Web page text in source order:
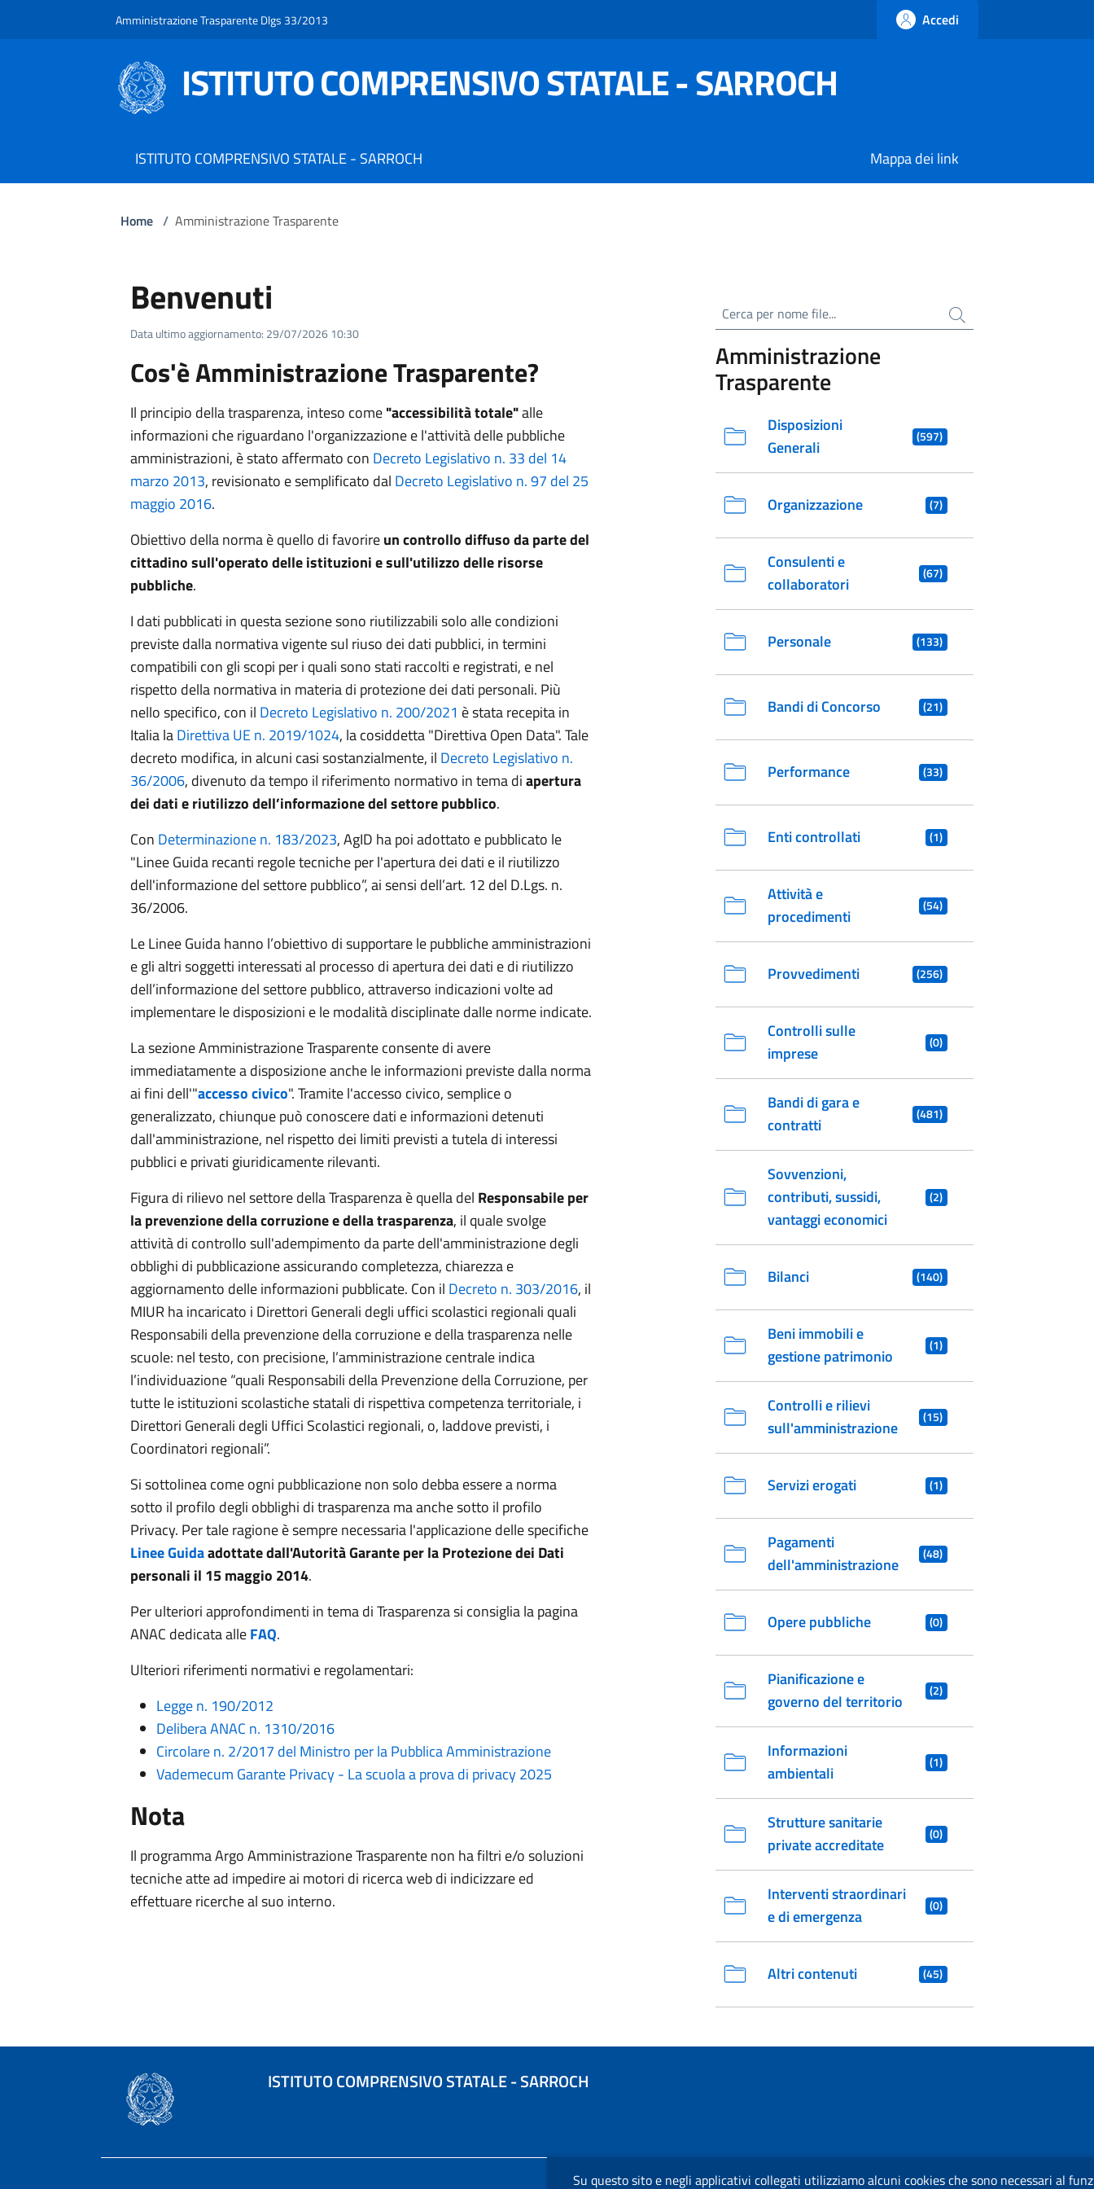
Amministrazione Trasparente Dlgs 33/2013 Accedi
ISTITUTO COMPRENSIVO STATALE - SARROCH
ISTITUTO COMPRENSIVO STATALE - SARROCH Mappa dei link
Home / Amministrazione Trasparente
Benvenuti
Data ultimo aggiornamento: 29/07/2026 10:30
Cos'è Amministrazione Trasparente?
Il principio della trasparenza, inteso come"accessibilità totale"alle
informazioni che riguardano l'organizzazione e l'attività delle pubbliche
amministrazioni, è stato affermato con Decreto Legislativo n. 33 del 14
marzo 2013, revisionato e semplificato dal Decreto Legislativo n. 97 del 25
maggio 2016.
Obiettivo della norma è quello di favorireun controllo diffuso da parte del
cittadino sull'operato delle istituzioni e sull'utilizzo delle risorse
pubbliche.
I dati pubblicati in questa sezione sono riutilizzabili solo alle condizioni
previste dalla normativa vigente sul riuso dei dati pubblici, in termini
compatibili con gli scopi per i quali sono stati raccolti e registrati, e nel
rispetto della normativa in materia di protezione dei dati personali. Più
nello specifico, con il Decreto Legislativo n. 200/2021 è stata recepita in
Italia laDirettiva UE n. 2019/1024, la cosiddetta "Direttiva Open Data". Tale
decreto modifica, in alcuni casi sostanzialmente, il Decreto Legislativo n.
36/2006, divenuto da tempo il riferimento normativo in tema diapertura
dei dati e riutilizzo dell’informazione del settore pubblico.
Con Determinazione n. 183/2023, AgID ha poi adottato e pubblicato le
"Linee Guida recanti regole tecniche per l'apertura dei dati e il riutilizzo
dell'informazione del settore pubblico”, ai sensi dell’art. 12 del D.Lgs. n.
36/2006.
Le Linee Guida hanno l’obiettivo di supportare le pubbliche amministrazioni
e gli altri soggetti interessati al processo di apertura dei dati e di riutilizzo
dell’informazione del settore pubblico, attraverso indicazioni volte ad
implementare le disposizioni e le modalità disciplinate dalle norme indicate.
La sezione Amministrazione Trasparente consente di avere
immediatamente a disposizione anche le informazioni previste dalla norma
ai fini dell'"accesso civico". Tramite l'accesso civico, semplice o
generalizzato, chiunque può conoscere dati e informazioni detenuti
dall'amministrazione, nel rispetto dei limiti previsti a tutela di interessi
pubblici e privati giuridicamente rilevanti.
Figura di rilievo nel settore della Trasparenza è quella del Responsabile per
la prevenzione della corruzione e della trasparenza, il quale svolge
attività di controllo sull'adempimento da parte dell'amministrazione degli
obblighi di pubblicazione assicurando completezza, chiarezza e
aggiornamento delle informazioni pubblicate. Con il Decreto n. 303/2016, il
MIUR ha incaricato i Direttori Generali degli uffici scolastici regionali quali
Responsabili della prevenzione della corruzione e della trasparenza nelle
scuole: nel testo, con precisione, l’amministrazione centrale indica
l’individuazione “quali Responsabili della Prevenzione della Corruzione, per
tutte le istituzioni scolastiche statali di rispettiva competenza territoriale, i
Direttori Generali degli Uffici Scolastici regionali, o, laddove previsti, i
Coordinatori regionali”.
Si sottolinea come ogni pubblicazione non solo debba essere a norma
sotto il profilo degli obblighi di trasparenza ma anche sotto il profilo
Privacy. Per tale ragione è sempre necessaria l'applicazione delle specifiche
Linee Guidaadottate dall'Autorità Garante per la Protezione dei Dati
personali il 15 maggio 2014.
Per ulteriori approfondimenti in tema di Trasparenza si consiglia la pagina
ANAC dedicata alleFAQ.
Ulteriori riferimenti normativi e regolamentari:
Legge n. 190/2012
Delibera ANAC n. 1310/2016
Circolare n. 2/2017 del Ministro per la Pubblica Amministrazione
Vademecum Garante Privacy - La scuola a prova di privacy 2025
Nota
Il programma Argo Amministrazione Trasparente non ha filtri e/o soluzioni
tecniche atte ad impedire ai motori di ricerca web di indicizzare ed
effettuare ricerche al suo interno.
Cerca per nome file
Amministrazione
Trasparente
Disposizioni
Generali
(597)
Organizzazione (7)
Consulenti e
collaboratori
(67)
Personale (133)
Bandi di Concorso (21)
Performance (33)
Enti controllati (1)
Attività e
procedimenti
(54)
Provvedimenti (256)
Controlli sulle
imprese
(0)
Bandi di gara e
contratti
(481)
Sovvenzioni,
contributi, sussidi,
vantaggi economici
(2)
Bilanci (140)
Beni immobili e
gestione patrimonio
(1)
Controlli e rilievi
sull'amministrazione
(15)
Servizi erogati (1)
Pagamenti
dell'amministrazione
(48)
Opere pubbliche (0)
Pianificazione e
governo del territorio
(2)
Informazioni
ambientali
(1)
Strutture sanitarie
private accreditate
(0)
Interventi straordinari
e di emergenza
(0)
Altri contenuti (45)
ISTITUTO COMPRENSIVO STATALE - SARROCH